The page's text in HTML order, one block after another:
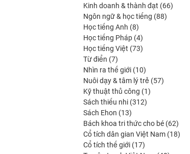
produits
Kinh doanh & thành đạt 6666
Ngôn ngữ & học tiếng 8888
Học tiếng Anh 88
produits
Học tiếng Pháp 44
produits
Học tiếng Việt 7373
Từ điển 77
produits
Nhìn ra thế giới 1010
produits
Nuôi dạy & tâm lý trẻ 5757
Kỹ thuật thủ công 11
Sách thiếu nhi 312312
Sách Ehon 1313
produits
Bách khoa tri thức cho bé 6262
Cổ tích dân gian Việt Nam 1818
Cổ tích thế giới 1717